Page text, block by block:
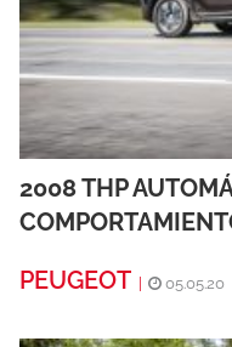
2008 THP
PEUGEOT
05.05.20